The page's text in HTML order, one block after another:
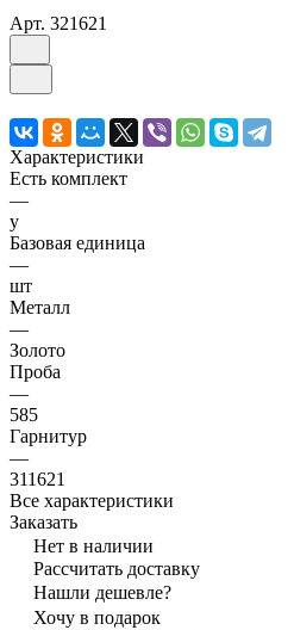
Арт. 321621
Характеристики
Есть комплект
—
y
Базовая единица
—
шт
Металл
—
Золото
Проба
—
585
Гарнитур
—
311621
Все характеристики
Заказать
Нет в наличии
Рассчитать доставку
Нашли дешевле?
Хочу в подарок